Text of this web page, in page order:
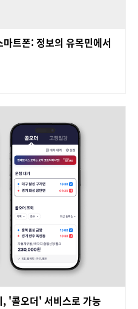
트폰: 정보의 유목민에서
'콜오더' 서비스로 가능